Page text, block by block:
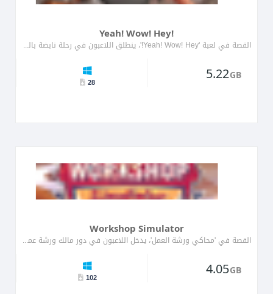
Yeah! Wow! Hey!
القصة في لعبة 'Yeah! Wow! Hey!'، ينطلق اللاعبون في رحلة نابضة بالحياة عبر عالم ملون مليء بالموسيقى والإيقاع. تتميز ا�...
28
5.22GB
Workshop Simulator
القصة في 'محاكي ورشة العمل'، يدخل اللاعبون في دور مالك ورشة عمل، مكلفين بإنشاء وإدارة مجموعة متنوعة من المشار...
102
4.05GB